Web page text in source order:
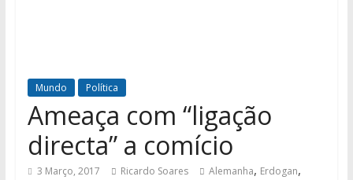
Mundo Política
Ameaça com “ligação
directa” a comício
3 Março, 2017 Ricardo Soares Alemanha, Erdogan,